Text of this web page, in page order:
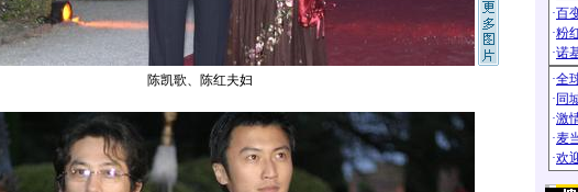
陈凯歌、陈红夫妇